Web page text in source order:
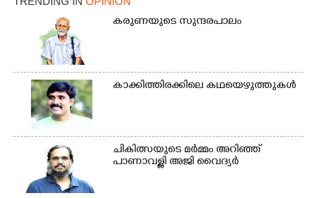
കരുണയുടെ സുന്ദരപാലം
കാക്കിത്തിരക്കിലെ കഥയെഴുത്തുകൾ
ചികിത്സയുടെ മർമ്മം അറിഞ്ഞ്
പാണാവള്ളി അജി വൈദ്യർ